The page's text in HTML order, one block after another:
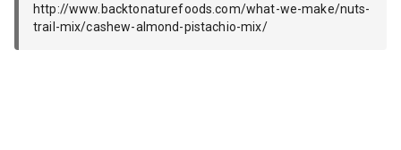
http://www.backtonaturefoods.com/what-we-make/nuts-
trail-mix/cashew-almond-pistachio-mix/